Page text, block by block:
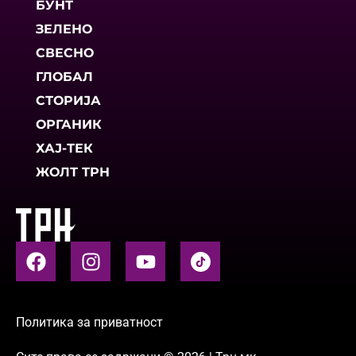
БУНТ
ЗЕЛЕНО
СВЕСНО
ГЛОБАЛ
СТОРИЈА
ОРГАНИК
ХАЈ-ТЕК
ЖОЛТ ТРН
Политика за приватност